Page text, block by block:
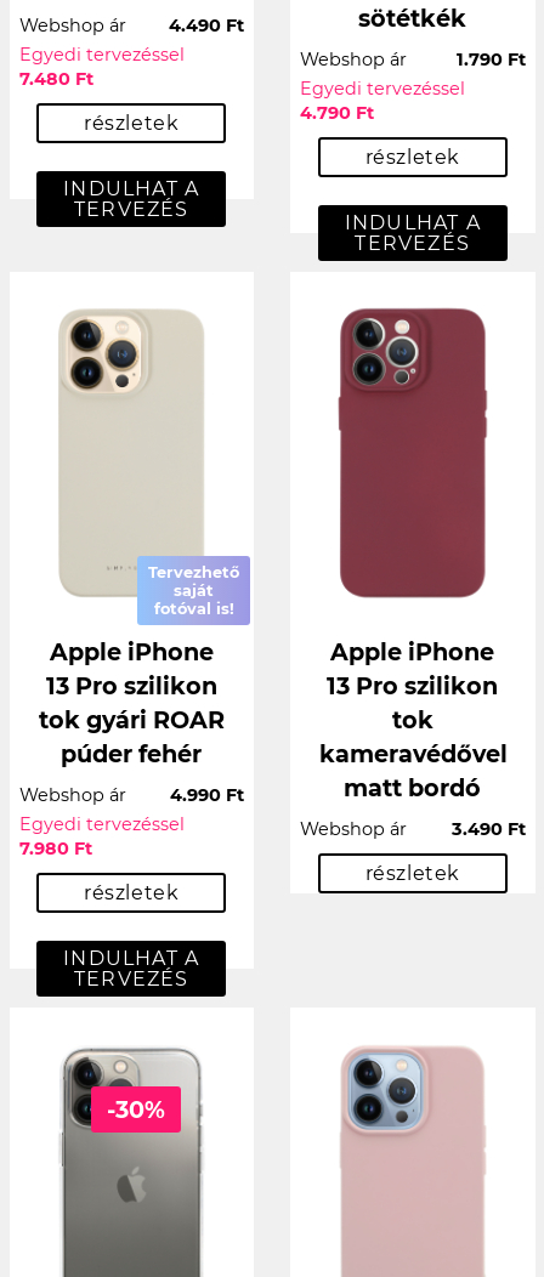
Webshop ár
4.490 Ft
Egyedi tervezéssel
7.480 Ft
részletek
INDULHAT A
TERVEZÉS
sötétkék
Webshop ár
1.790 Ft
Egyedi tervezéssel
4.790 Ft
részletek
INDULHAT A
TERVEZÉS
Tervezhető
saját
fotóval is!
Apple iPhone
13 Pro szilikon
tok gyári ROAR
púder fehér
Webshop ár
4.990 Ft
Egyedi tervezéssel
7.980 Ft
részletek
INDULHAT A
TERVEZÉS
Apple iPhone
13 Pro szilikon
tok
kameravédővel
matt bordó
Webshop ár 3.490 Ft
részletek
-30%